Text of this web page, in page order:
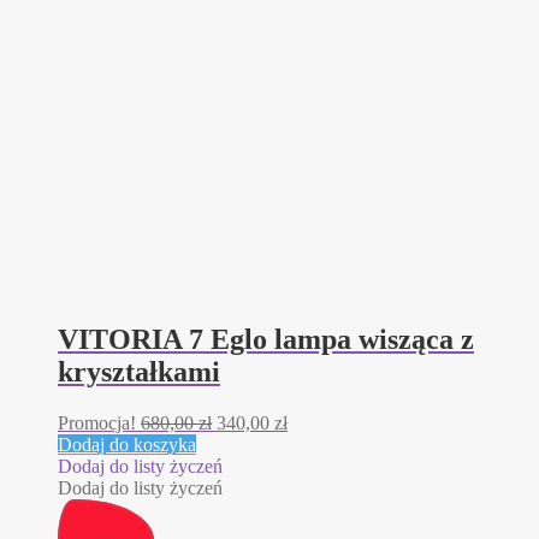
VITORIA 7 Eglo lampa wisząca z
kryształkami
Promocja! 680,00zł Pierwotna
wynosiła:
680,00 zł.
340,00 złAktualna
Dodaj do koszyka
Dodaj do listy życzeń
Dodaj do listy życzeń